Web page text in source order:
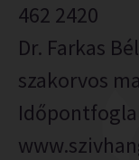
462 2420
Dr. Farkas
szakorvos